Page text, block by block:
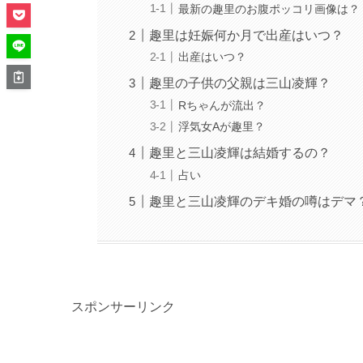
最新の趣里のお腹ポッコリ画像は？
趣里は妊娠何か月で出産はいつ？
出産はいつ？
趣里の子供の父親は三山凌輝？
Rちゃんが流出？
浮気女Aが趣里？
趣里と三山凌輝は結婚するの？
占い
趣里と三山凌輝のデキ婚の噂はデマ
スポンサーリンク